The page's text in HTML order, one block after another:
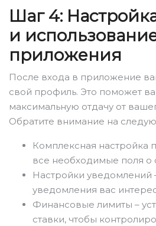
Шаг 4:
и
приложения
После входа в приложение
свой профиль. Это поможет
максимальную отдачу от
Обратите внимание на
Комплексная настройка
все необходимые поля о
Настройки уведомлений
уведомления вас
Финансовые лимиты –
ставки, чтобы